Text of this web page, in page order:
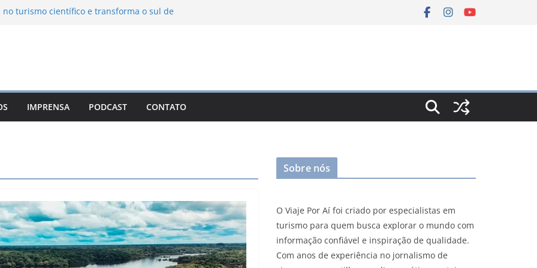
turismo científico e transforma o sul de
Campos do Jordão
León: o Pueblo Mágico com ruas
e turismo à beira da represa
IMPRENSA PODCAST CONTATO
Sobre nós
O Viaje Por Aí foi criado por especialistas em
turismo para quem busca explorar o mundo com
informação confiável e inspiração de qualidade.
Com anos de experiência no jornalismo de